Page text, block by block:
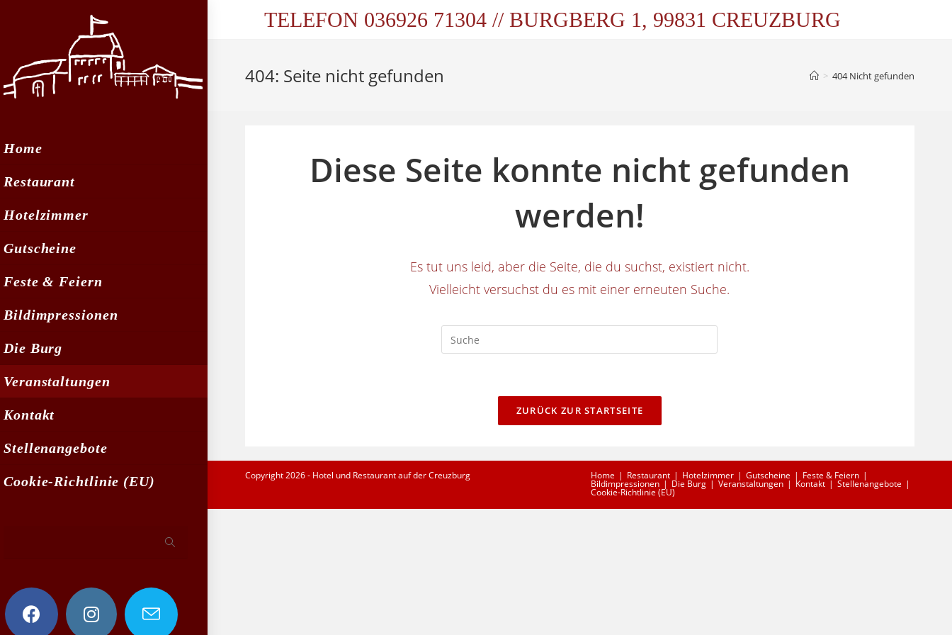
TELEFON 036926 71304 // BURGBERG 1, 99831 CREUZBURG
Home
Restaurant
Hotelzimmer
Gutscheine
Feste & Feiern
Bildimpressionen
Die Burg
Veranstaltungen
Kontakt
Stellenangebote
Cookie-Richtlinie (EU)
404: Seite nicht gefunden > 404 Nicht gefunden
Diese Seite konnte nicht gefunden
werden!
Es tut uns leid, aber die Seite, die du suchst, existiert nicht.
Vielleicht versuchst du es mit einer erneuten Suche.
Search
this
ZURÜCK ZUR STARTSEITE
Home Restaurant Hotelzimmer Gutscheine Feste & Feiern
Bildimpressionen Die Burg Veranstaltungen Kontakt Stellenangebote
Cookie-Richtlinie (EU)
Copyright 2026 - Hotel und Restaurant auf der Creuzburg